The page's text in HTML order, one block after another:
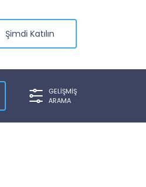
Şimdi Katılın
GELIŞMIŞ
ARAMA